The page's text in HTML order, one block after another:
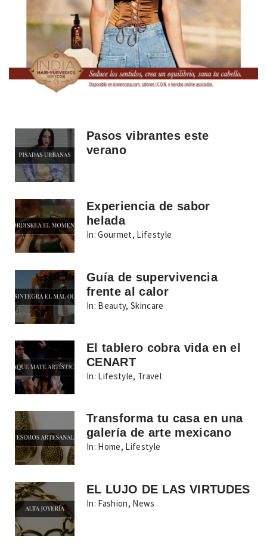
Pasos vibrantes este
verano
Experiencia de sabor
helada
In: Gourmet, Lifestyle
Guía de supervivencia
frente al calor
In: Beauty,Skincare
El tablero cobra vida en el
CENART
In: Lifestyle, Travel
Transforma tu casa en una
galería de arte mexicano
In: Home, Lifestyle
EL LUJO DE LAS VIRTUDES
In: Fashion, News